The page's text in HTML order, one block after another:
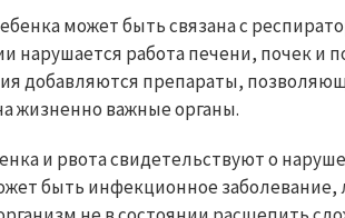
может быть связана с
нарушается работа печени, почек и
добавляются препараты,
жизненно важные органы.
и рвота свидетельствуют о
быть инфекционное